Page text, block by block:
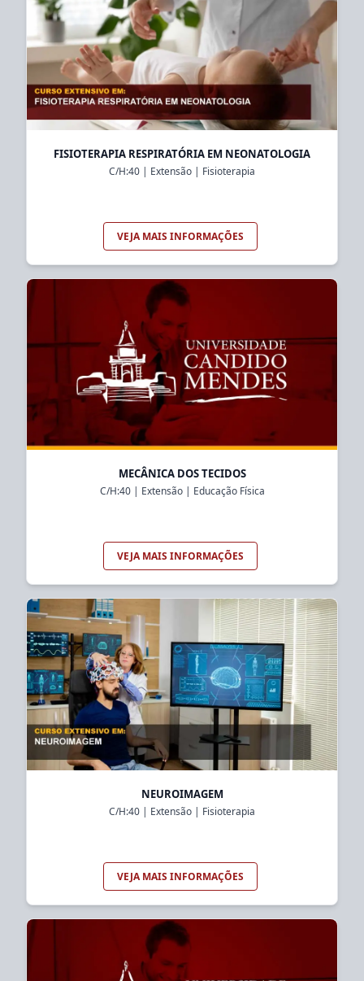
FISIOTERAPIA RESPIRATÓRIA EM NEONATOLOGIA
C/H:40 | Extensão | Fisioterapia
VEJA MAIS INFORMAÇÕES
MECÂNICA DOS TECIDOS
C/H:40| Extensão| Educação Física
VEJA MAIS INFORMAÇÕES
NEUROIMAGEM
C/H:40 | Extensão | Fisioterapia
VEJA MAIS INFORMAÇÕES